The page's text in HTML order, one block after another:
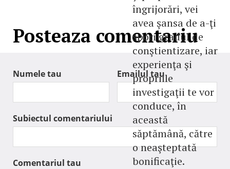
îngrijorări, vei
avea şansa de a-ţi
spori gradul de
conştientizare, iar
experienţa şi
propriile
investigaţii te vor
conduce, în
această
săptămână, către
o neaşteptată
bonificaţie.
Posteaza comentariu
Numele tau Emailul tau
Subiectul comentariului
Comentariul tau